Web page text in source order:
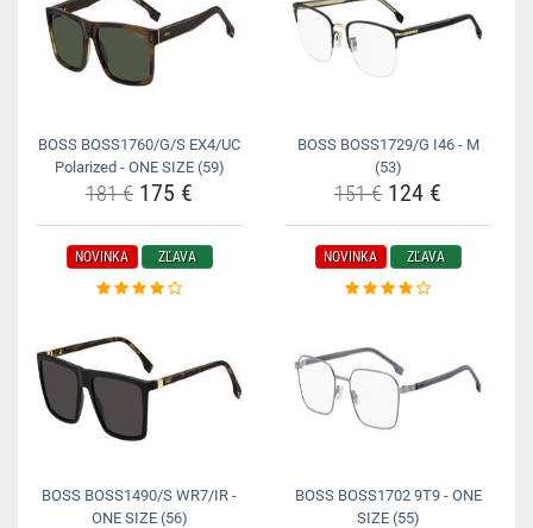
BOSS BOSS1760/G/S EX4/UC
Polarized - ONE SIZE (59)
181 € 175 €
BOSS BOSS1729/G I46 - M
(53)
151 € 124 €
NOVINKA ZĽAVA
BOSS BOSS1490/S WR7/IR -
ONE SIZE (56)
NOVINKA ZĽAVA
BOSS BOSS1702 9T9 - ONE
SIZE (55)